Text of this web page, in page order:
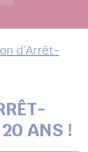
)
d’Arrêt-
20 ANS !